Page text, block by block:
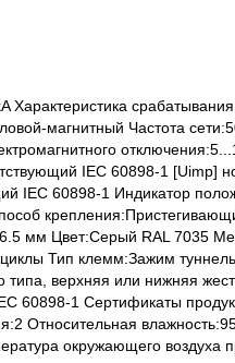
Характеристика
магнитный Частота
IEC 60898-1 [Uimp]
IEC 60898-1 Индикатор
мм Цвет:Серый RAL 7035
Тип клемм:Зажим
верхняя или нижняя
60898-1 Сертификаты
Относительная
окружающего воздуха